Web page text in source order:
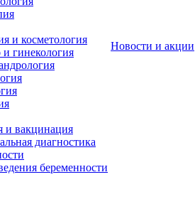
и косметология
гинекология
и вакцинация
диагностика
беременности
Новости и акции